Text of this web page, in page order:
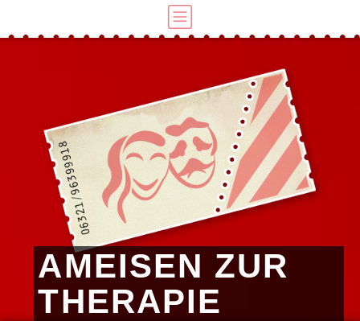
AMEISEN ZUR
THERAPIE